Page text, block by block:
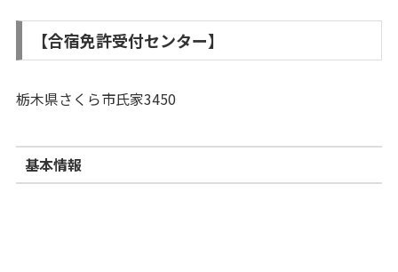
【合宿免許受付センター】
栃木県さくら市氏家3450
基本情報